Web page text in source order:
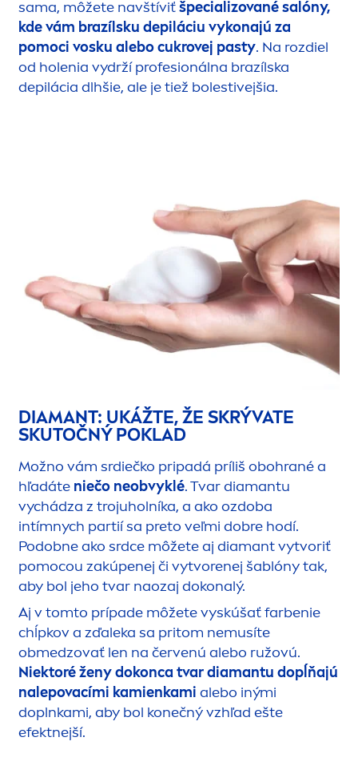
sama, môžete navštíviťšpecializované salóny,
kde vám brazílsku depiláciu vykonajú za
pomoci vosku alebo cukrovej pasty. Na rozdiel
od holenia vydrží profesionálna brazílska
depilácia dlhšie, ale je tiež bolestivejšia.
DIAMANT: UKÁŽTE, ŽE SKRÝVATE
SKUTOČNÝ POKLAD
Možno vám srdiečko pripadá príliš obohrané a
hľadáte niečo neobvyklé. Tvar diamantu
vychádza z trojuholníka, a ako ozdoba
intímnych partií sa preto veľmi dobre hodí.
Podobne ako srdce môžete aj diamant vytvoriť
pomocou zakúpenej či vytvorenej šablóny tak,
aby bol jeho tvar naozaj dokonalý.
Aj v tomto prípade môžete vyskúšať farbenie
chĺpkov a zďaleka sa pritom nemusíte
obmedzovať len na červenú alebo ružovú.
Niektoré ženy dokonca tvar diamantu dopĺňajú
nalepovacími kamienkami alebo inými
doplnkami, aby bol konečný vzhľad ešte
efektnejší.